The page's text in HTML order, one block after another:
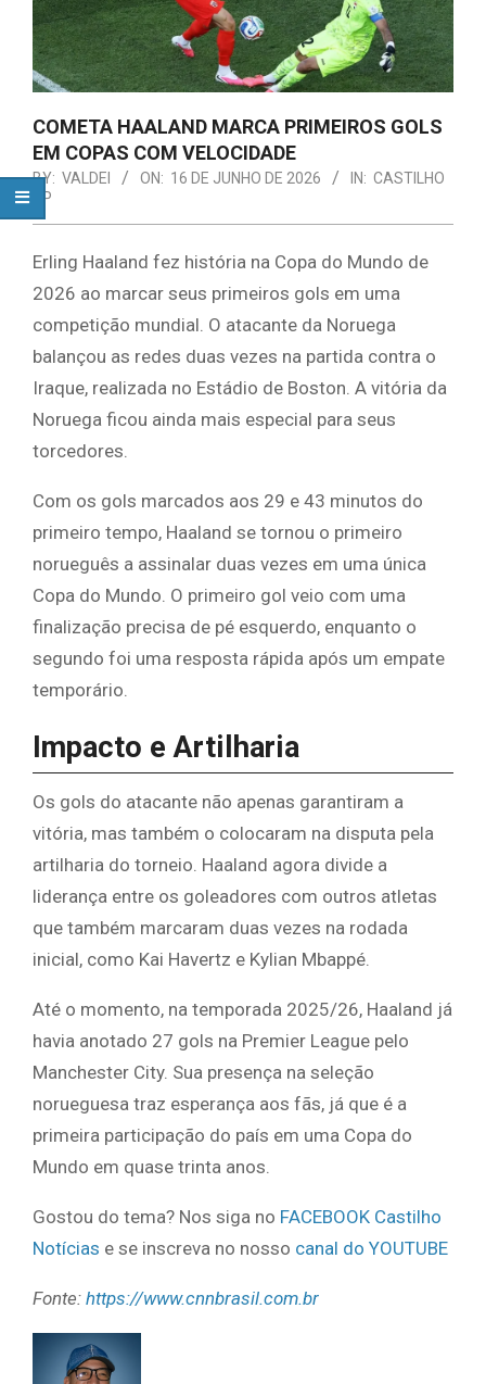
COMETA HAALAND MARCA PRIMEIROS GOLS
EM COPAS COM VELOCIDADE
BY: VALDEI ON: 16 DE JUNHO DE 2026 IN: CASTILHO
SP
Erling Haaland fez história na Copa do Mundo de
2026 ao marcar seus primeiros gols em uma
competição mundial. O atacante da Noruega
balançou as redes duas vezes na partida contra o
Iraque, realizada no Estádio de Boston. A vitória da
Noruega ficou ainda mais especial para seus
torcedores.
Com os gols marcados aos 29 e 43 minutos do
primeiro tempo, Haaland se tornou o primeiro
norueguês a assinalar duas vezes em uma única
Copa do Mundo. O primeiro gol veio com uma
finalização precisa de pé esquerdo, enquanto o
segundo foi uma resposta rápida após um empate
temporário.
Impacto e Artilharia
Os gols do atacante não apenas garantiram a
vitória, mas também o colocaram na disputa pela
artilharia do torneio. Haaland agora divide a
liderança entre os goleadores com outros atletas
que também marcaram duas vezes na rodada
inicial, como Kai Havertz e Kylian Mbappé.
Até o momento, na temporada 2025/26, Haaland já
havia anotado 27 gols na Premier League pelo
Manchester City. Sua presença na seleção
norueguesa traz esperança aos fãs, já que é a
primeira participação do país em uma Copa do
Mundo em quase trinta anos.
Gostou do tema? Nos siga no FACEBOOK Castilho
Notícias e se inscreva no nosso canal do YOUTUBE
Fonte: https://www.cnnbrasil.com.br